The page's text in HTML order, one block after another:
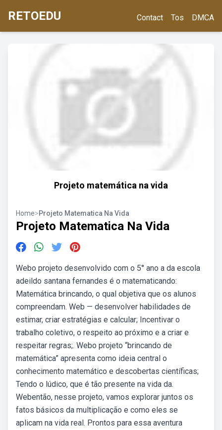
RETOEDU Contact Tos DMCA
Projeto matemática na vida
Home>Projeto Matematica Na Vida
Projeto Matematica Na Vida
Webo projeto desenvolvido com o 5° ano a da escola
adeildo santana fernandes é o matematicando:
Matemática brincando, o qual objetiva que os alunos
compreendam. Web — desenvolver habilidades de
estimar, criar estratégias e calcular; Incentivar o
trabalho coletivo, o respeito ao próximo e a criar e
respeitar regras;. Webo projeto “brincando de
matemática” apresenta como ideia central o
conhecimento matemático e descobertas científicas;
Tendo o lúdico, que é tão presente na vida da.
Webentão, nesse projeto, vamos explorar juntos os
fatos básicos da multiplicação e como eles se
aplicam na vida real. Prontos para essa aventura